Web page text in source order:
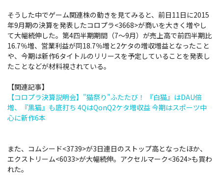
そうした中でゲーム関連株の動きを見てみると、前日11日に2015
年9月期の決算を発表したコロプラ<3668>が商いを大きく増やし
て大幅続伸した。第4四半期期間（7～9月）が売上高で前四半期比
16.7％増、営業利益が同18.7％増と2ケタの増収増益となったこと
や、今期は新作6タイトルのリリースを予定していることを発表し
たことなどが材料視されている。
【関連記事】
【コロプラ決算説明会】"猫祭り"ふたたび！ 『白猫』はDAU倍
増、『黒猫』も底打ち 4QはQonQ2ケタ増収益 今期はスポーツ中
心に新作6本
また、コムシード<3739>が3日連日のストップ高となったほか、
エクストリーム<6033>が大幅続伸。アクセルマーク<3624>も買わ
れた。